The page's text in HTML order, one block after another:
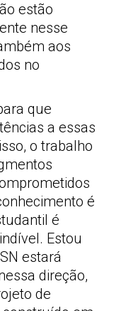
estão
nesse
aos
no
que
a essas
o trabalho
é
é
Estou
estará
direção,
de